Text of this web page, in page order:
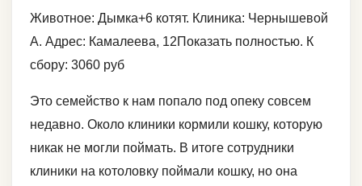
Животное: Дымка+6 котят. Клиника: Чернышевой
А. Адрес: Камалеева, 12Показать полностью. К
сбору: 3060 руб
Это семейство к нам попало под опеку совсем
недавно. Около клиники кормили кошку, которую
никак не могли поймать. В итоге сотрудники
клиники на котоловку поймали кошку, но она